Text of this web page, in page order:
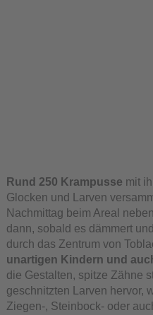
Rund 250 Krampusse mit
Glocken und Larven
Nachmittag beim Areal
dann, sobald es dämmert
durch das Zentrum von
unartigen Kindern und
die Gestalten, spitze Zähne
geschnitzten Larven hervor,
Ziegen-, Steinbock- oder